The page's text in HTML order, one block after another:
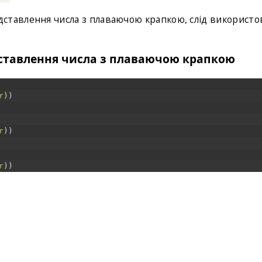
числа з плаваючою крапкою, слід
числа з плаваючою крапкою
) )
) )
) )